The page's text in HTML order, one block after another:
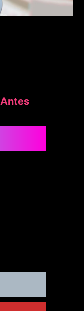
Antes